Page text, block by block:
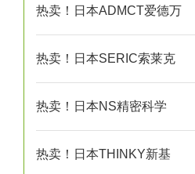
热卖！日本ADMCT爱德万
热卖！日本SERIC索莱克
热卖！日本NS精密科学
热卖！日本THINKY新基